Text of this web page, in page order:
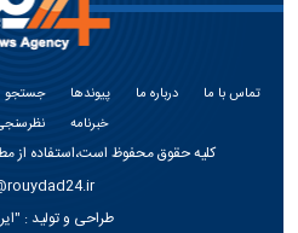
تماس با ما درباره ما پیوندها جستجو
خبرنامه
کلیه حقوق محفوظ است،استفاده از
طراحی و تولید :